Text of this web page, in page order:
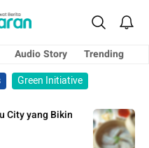
Audio Story
Trending
Green Initiative
City yang Bikin